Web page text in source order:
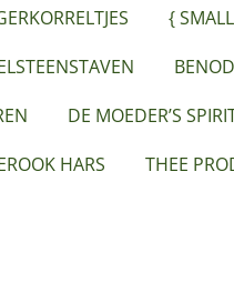
{
DE MOEDER’S
HARS
THEE